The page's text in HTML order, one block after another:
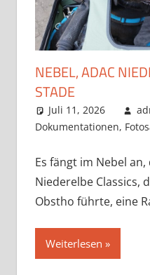
NEBEL, ADAC
STADE
Juli 11, 2026
Dokumentationen,
Es fängt im Nebel an,
Niederelbe Classics,
Obstho führte, eine
Weiterlesen